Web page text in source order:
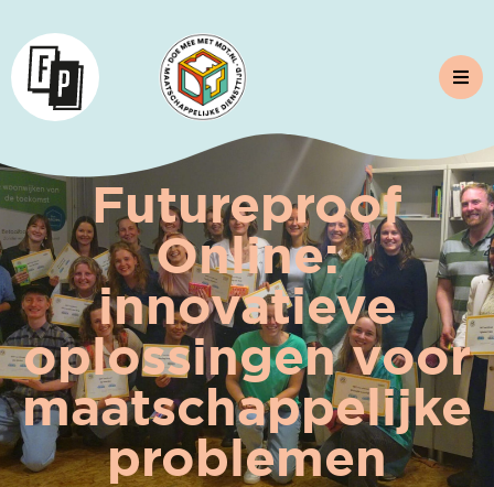
Futureproof
Online:
innovatieve
oplossingen voor
maatschappelijke
problemen